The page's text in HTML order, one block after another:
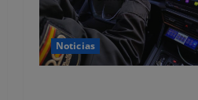
a
s
Noticias